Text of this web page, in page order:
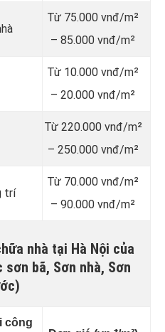
Từ 75.000 vnđ/m²
– 85.000 vnđ/m²
Từ 10.000 vnđ/m²
– 20.000 vnđ/m²
Từ 220.000 vnđ/m²
– 250.000 vnđ/m²
trí
Từ 70.000 vnđ/m²
– 90.000 vnđ/m²
nhà tại Hà Nội của
sơn bã, Sơn nhà, Sơn
công